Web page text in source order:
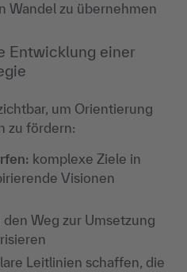
Wandel zu übernehmen
Entwicklung einer
um Orientierung
zu fördern:
komplexe Ziele in
Visionen
den Weg zur Umsetzung
Leitlinien schaffen, die